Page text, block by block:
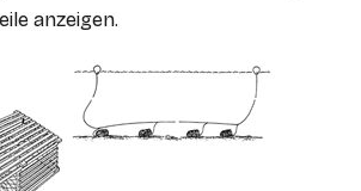
anzeigen.